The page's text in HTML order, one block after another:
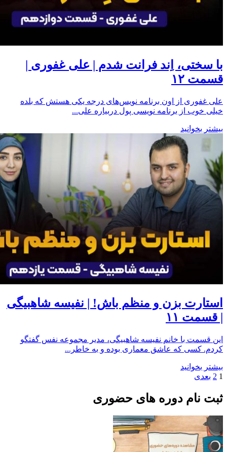
با سختی، اِند فرانت شدم | علی غفوری |
قسمت ۱۲
علی غفوری از اون برنامه نویس‌های درجه یکی هستش که بلده
خیلی خوب از برنامه نویسی پول دربیاره علی...
بیشتر بخوانید
استارت بزن و منظم باش! | نفیسه شاهبیگی
| قسمت ۱۱
این قسمت با خانم نفیسه شاهبیگی، مدیر مجموعه نفس گفتگو
کردم. کسی که عاشق معماری بوده و به خاطر...
بیشتر بخوانید
1
2 بعدی
ثبت نام دوره های حضوری